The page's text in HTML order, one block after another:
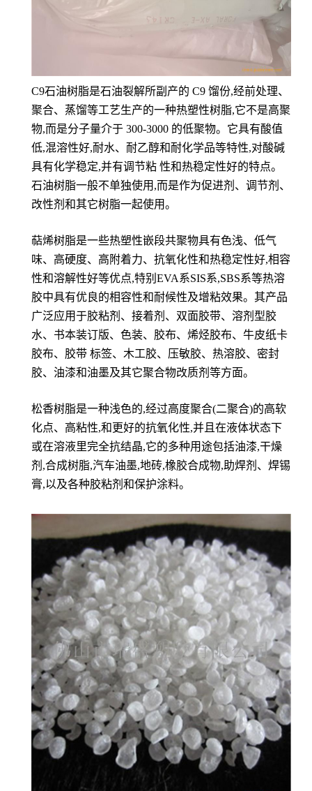
C9石油树脂是石油裂解所副产的 C9 馏份,经前处理、
聚合、蒸馏等工艺生产的一种热塑性树脂,它不是高聚
物,而是分子量介于 300-3000 的低聚物。它具有酸值
低,混溶性好,耐水、耐乙醇和耐化学品等特性,对酸碱
具有化学稳定,并有调节粘 性和热稳定性好的特点。
石油树脂一般不单独使用,而是作为促进剂、调节剂、
改性剂和其它树脂一起使用。
萜烯树脂是一些热塑性嵌段共聚物具有色浅、低气
味、高硬度、高附着力、抗氧化性和热稳定性好,相容
性和溶解性好等优点,特别EVA系SIS系,SBS系等热溶
胶中具有优良的相容性和耐候性及增粘效果。其产品
广泛应用于胶粘剂、接着剂、双面胶带、溶剂型胶
水、书本装订版、色装、胶布、烯烃胶布、牛皮纸卡
胶布、胶带 标签、木工胶、压敏胶、热溶胶、密封
胶、油漆和油墨及其它聚合物改质剂等方面。
松香树脂是一种浅色的,经过高度聚合(二聚合)的高软
化点、高粘性,和更好的抗氧化性,并且在液体状态下
或在溶液里完全抗结晶,它的多种用途包括油漆,干燥
剂,合成树脂,汽车油墨,地砖,橡胶合成物,助焊剂、焊锡
膏,以及各种胶粘剂和保护涂料。